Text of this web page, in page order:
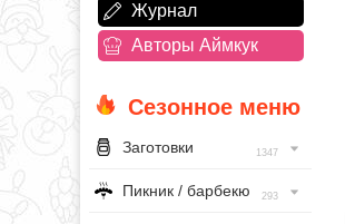
Журнал
Авторы Аймкук
Сезонное меню
Заготовки 1347
Пикник / барбекю 293